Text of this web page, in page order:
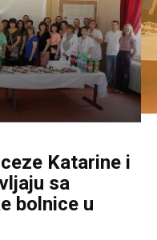
Katarine i
sa
bolnice u